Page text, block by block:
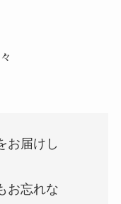
お届けし
お忘れな